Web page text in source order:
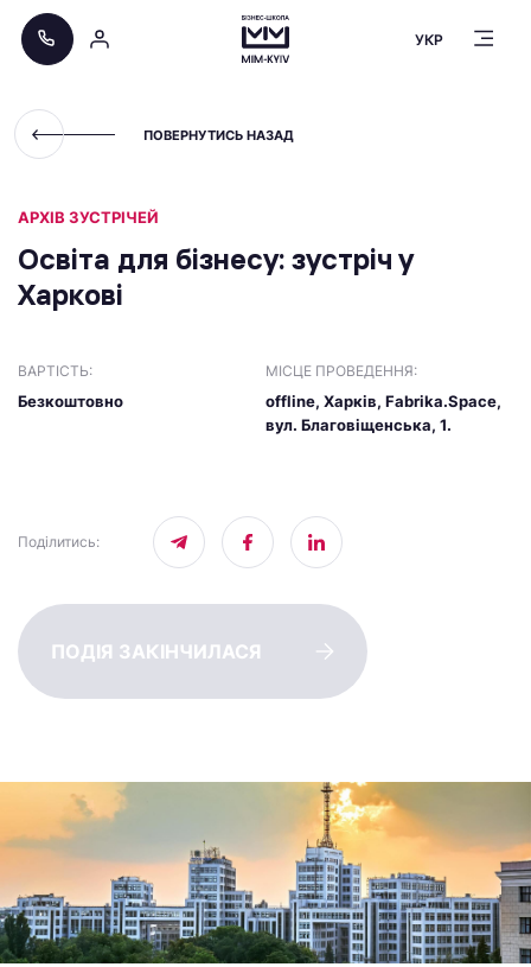
УКР
ПОВЕРНУТИСЬ НАЗАД
АРХІВ ЗУСТРІЧЕЙ
Освіта для бізнесу: зустріч у
Харкові
ВАРТІСТЬ:
Безкоштовно
МІСЦЕ ПРОВЕДЕННЯ:
offline, Харків, Fabrika.Space,
вул. Благовіщенська, 1.
Поділитись:
ПОДІЯ ЗАКІНЧИЛАСЯ